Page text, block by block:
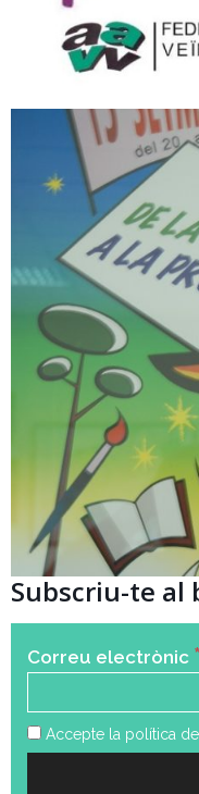
Subscriu-te al
Correu electrònic *
Accepte la política